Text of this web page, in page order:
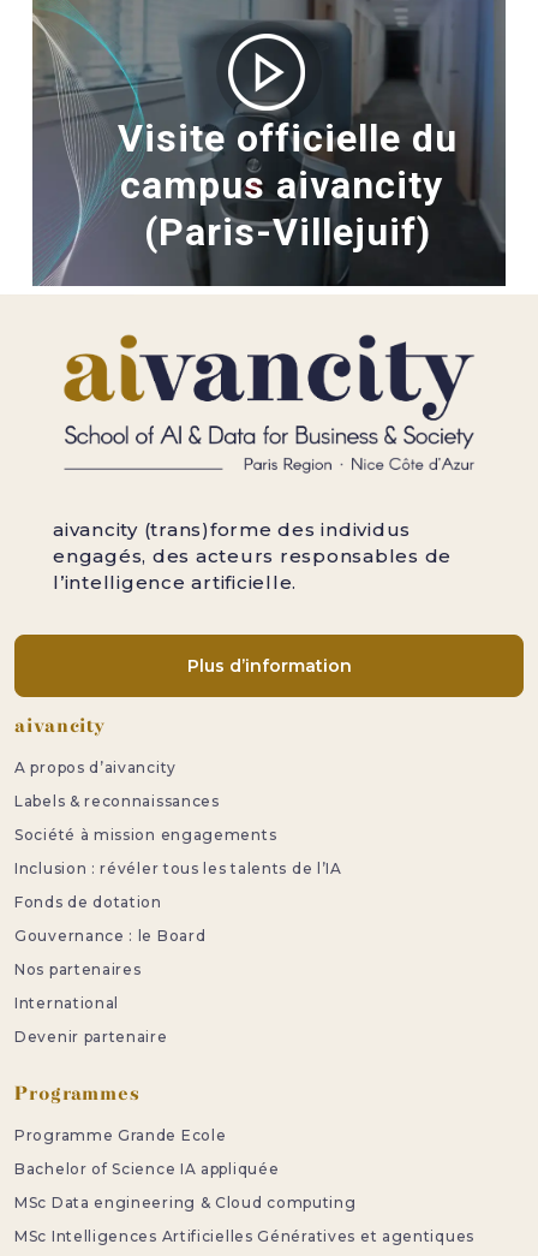
Visite officielle du
campus aivancity
(Paris-Villejuif)
aivancity (trans)forme des individus
engagés, des acteurs responsables de
l’intelligence artificielle.
Plus d’information
Pied de page
aivancity
A propos d’aivancity
Labels & reconnaissances
Société à mission engagements
Inclusion : révéler tous les talents de l’IA
Fonds de dotation
Gouvernance : le Board
Nos partenaires
International
Devenir partenaire
Programmes
Programme Grande Ecole
Bachelor of Science IA appliquée
MSc Data engineering & Cloud computing
MSc Intelligences Artificielles Génératives et agentiques